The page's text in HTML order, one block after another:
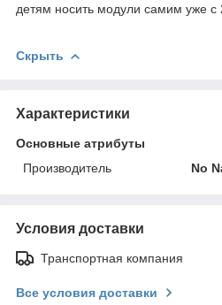
детям носить модули самим уже с
Скрыть
Характеристики
Основные атрибуты
Производитель
No
Условия доставки
Транспортная компания
Все условия доставки